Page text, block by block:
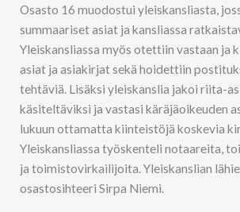
Osasto 16 muodostui yleiskansliasta,
summaariset asiat ja kansliassa
Yleiskansliassa myös otettiin vastaan ja
asiat ja asiakirjat sekä hoidettiin
tehtäviä. Lisäksi yleiskanslia jakoi riita-
käsiteltäviksi ja vastasi käräjäoikeuden
lukuun ottamatta kiinteistöjä koskevia
Yleiskansliassa työskenteli notaareita,
ja toimistovirkailijoita. Yleiskanslian
osastosihteeri Sirpa Niemi.